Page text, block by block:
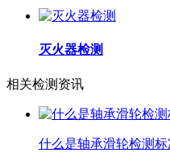
灭火器检测
相关检测资讯
什么是轴承滑轮检测标